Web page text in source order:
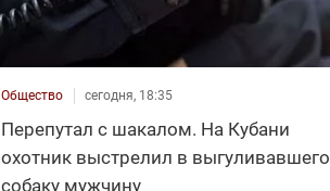
Общество сегодня, 18:35
Перепутал с шакалом. На Кубани
охотник выстрелил в выгуливавшего
собаку мужчину